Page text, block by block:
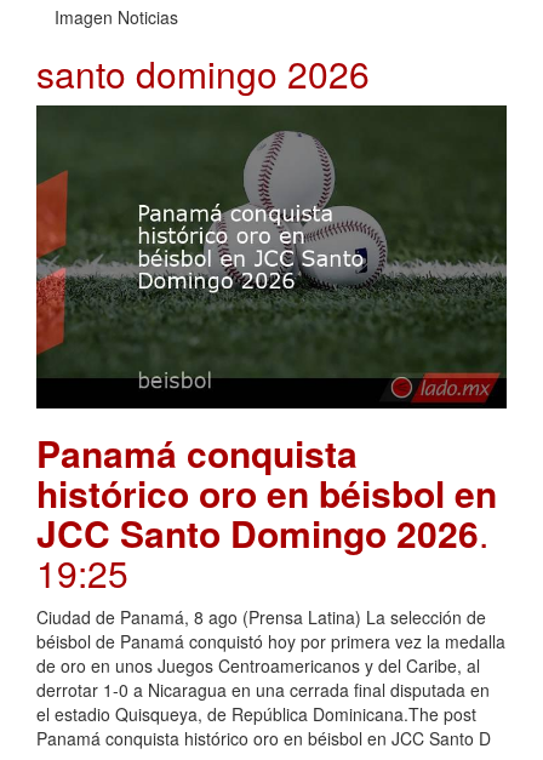
Imagen Noticias
santo domingo 2026
Panamá conquista
histórico oro en béisbol en
JCC Santo Domingo 2026.
19:25
Ciudad de Panamá, 8 ago (Prensa Latina) La selección de
béisbol de Panamá conquistó hoy por primera vez la medalla
de oro en unos Juegos Centroamericanos y del Caribe, al
derrotar 1-0 a Nicaragua en una cerrada final disputada en
el estadio Quisqueya, de República Dominicana.The post
Panamá conquista histórico oro en béisbol en JCC Santo D